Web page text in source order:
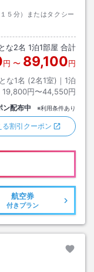
５分）またはタクシー
な2名 1泊1部屋 合計
円 〜 89,100円
な1名 (2名1室)｜ 1泊
19,800円〜44,550円
ン配布中 ※利用条件あり
割引クーポン
航空券
付きプラン